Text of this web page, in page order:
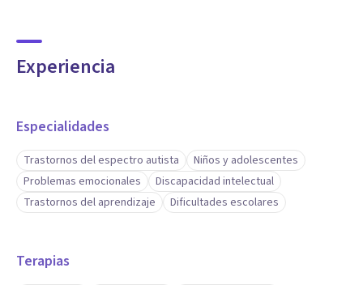
Experiencia
Especialidades
Trastornos del espectro autista
Niños y adolescentes
Problemas emocionales
Discapacidad intelectual
Trastornos del aprendizaje
Dificultades escolares
Terapias